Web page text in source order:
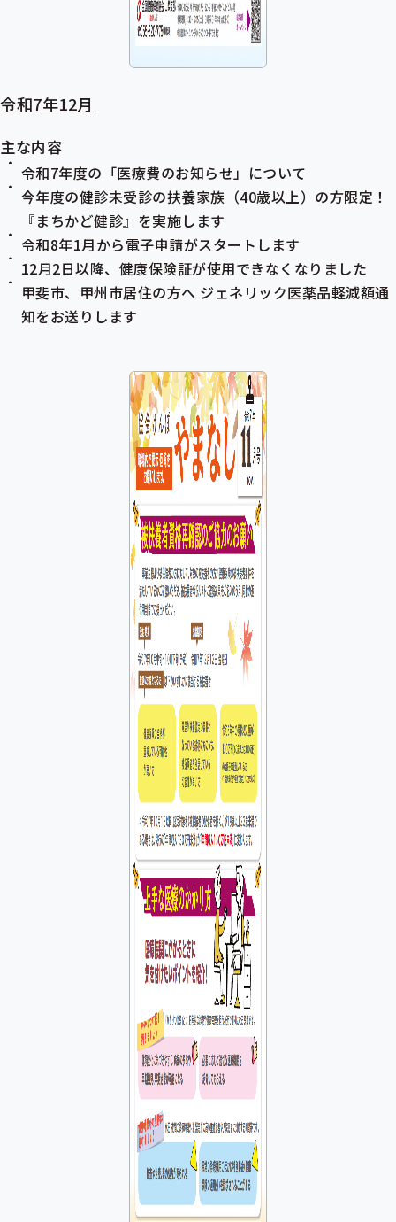
令和7年12月
主な内容
令和7年度の「医療費のお知らせ」について
今年度の健診未受診の扶養家族（40歳以上）の方限定！
『まちかど健診』を実施します
令和8年1月から電子申請がスタートします
12月2日以降、健康保険証が使用できなくなりました
甲斐市、甲州市居住の方へ ジェネリック医薬品軽減額通
知をお送りします